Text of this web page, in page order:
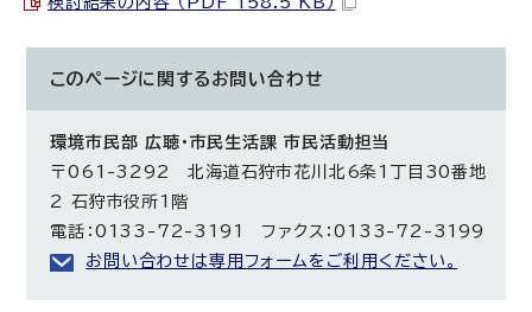
このページに関する お問い合わせ
環境市民部 広聴・市民生活課 市民活動担当
〒061-3292 北海道石狩市花川北6条1丁目30番地
2 石狩市役所1階
電話：0133-72-3191 ファクス：0133-72-3199
お問い合わせは専用フォームをご利用ください。